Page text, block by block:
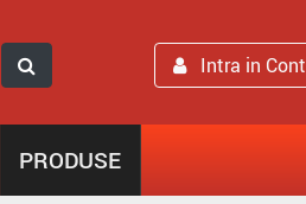
Intra in Cont
PRODUSE